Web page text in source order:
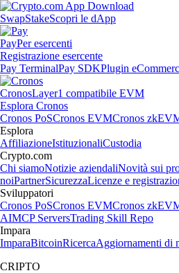
SwapStakeScopri le dApp
PayPer esercenti
Registrazione esercente
Pay TerminalPay SDKPlugin
CronosLayer1 compatibile EVM
Esplora Cronos
Cronos PoSCronos EVMCronos
Esplora
AffiliazioneIstituzionaliCustodia
Crypto.com
Chi siamoNotizie aziendaliNovità sui
noiPartnerSicurezzaLicenze e
Sviluppatori
Cronos PoSCronos EVMCronos
AIMCP ServersTrading Skill Repo
Impara
ImparaBitcoinRicercaAggiornamenti di
CRIPTO